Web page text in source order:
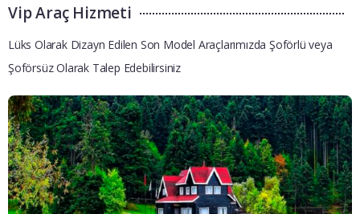
Vip Araç Hizmeti
Lüks Olarak Dizayn Edilen Son Model Araçlarımızda Şoförlü veya
Şoförsüz Olarak Talep Edebilirsiniz